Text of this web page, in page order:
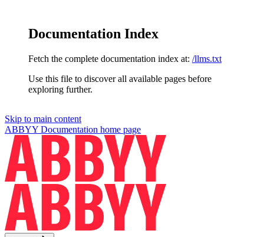
Documentation Index
Fetch the complete documentation index at: /llms.txt
Use this file to discover all available pages before
exploring further.
Skip to main content
ABBYY Documentation home page